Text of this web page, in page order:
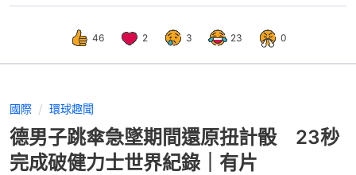
46 2 3 23 0
國際 環球趣聞
德男子跳傘急墜期間還原扭計骰 23秒
完成破健力士世界紀錄｜有片